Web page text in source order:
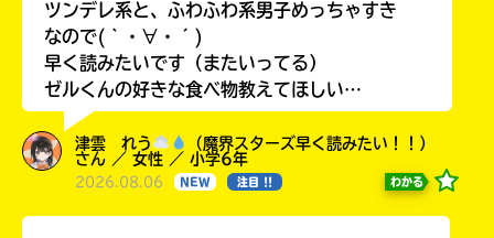
ツンデレ系と、ふわふわ系男子めっちゃすき
なので(｀・∀・´)
早く読みたいです（またいってる）
ゼルくんの好きな食べ物教えてほしい…
津雲 れう
（魔界スターズ早く読みたい！！）
さん ／ 女性 ／ 小学6年
2026.08.06 NEW 注目 !! わかる